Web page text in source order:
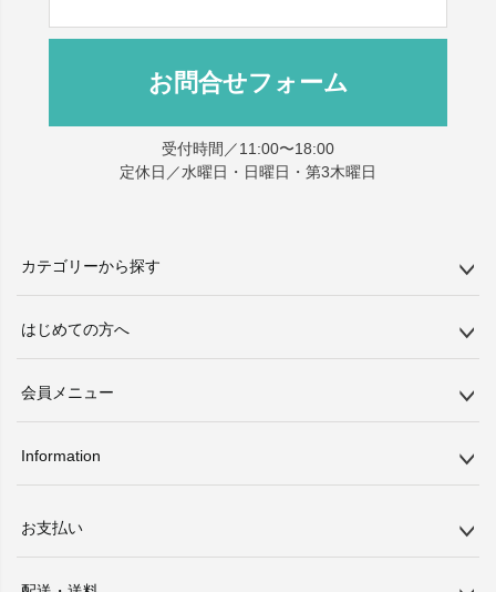
お問合せフォーム
受付時間／11:00〜18:00
定休日／水曜日・日曜日・第3木曜日
カテゴリーから探す
はじめての方へ
会員メニュー
Information
お支払い